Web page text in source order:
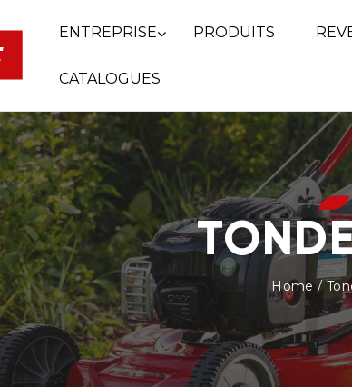
ENTREPRISE PRODUITS
CATALOGUES
Home /